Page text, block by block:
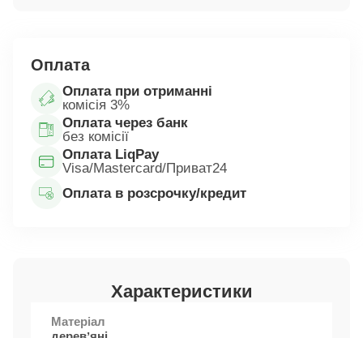
Оплата
Оплата при отриманні
комісія 3%
Оплата через банк
без комісії
Оплата LiqPay
Visa/Mastercard/Приват24
Оплата в розсрочку/кредит
Характеристики
Матеріал